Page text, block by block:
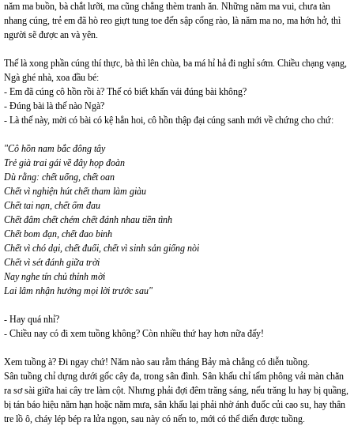
năm ma buồn, bà chắt lưỡi, ma cũng chẳng thèm tranh ăn. Những năm ma vui, chưa tàn
nhang cúng, trẻ em đã hò reo giựt tung toe đến sập cổng rào, là năm ma no, ma hớn hở, thì
người sẽ được an và yên.
Thế là xong phần cúng thí thực, bà thì lên chùa, ba má hỉ hả đi nghỉ sớm. Chiều chạng vạng,
Ngà ghé nhà, xoa đầu bé:
- Em đã cúng cô hồn rồi à? Thế có biết khấn vái đúng bài không?
- Đúng bài là thế nào Ngà?
- Là thế này, mời có bài có kệ hẳn hoi, cô hồn thập đại cúng sanh mới về chứng cho chứ:
"Cô hồn nam bắc đông tây
Trẻ già trai gái về đây họp đoàn
Dù rằng: chết uổng, chết oan
Chết vì nghiện hút chết tham làm giàu
Chết tai nạn, chết ốm đau
Chết đâm chết chém chết đánh nhau tiền tình
Chết bom đạn, chết đao binh
Chết vì chó dại, chết đuối, chết vì sinh sản giống nòi
Chết vì sét đánh giữa trời
Nay nghe tín chủ thỉnh mời
Lai lâm nhận hưởng mọi lời trước sau"
- Hay quá nhỉ?
- Chiều nay có đi xem tuồng không? Còn nhiều thứ hay hơn nữa đấy!
Xem tuồng à? Đi ngay chứ! Năm nào sau rằm tháng Bảy mà chẳng có diễn tuồng.
Sân tuồng chỉ dựng dưới gốc cây đa, trong sân đình. Sân khấu chỉ tấm phông vải màn chăn
ra sơ sài giữa hai cây tre làm cột. Nhưng phải đợi đêm trăng sáng, nếu trăng lu hay bị quầng,
bị tán báo hiệu năm hạn hoặc năm mưa, sân khấu lại phải nhờ ánh đuốc củi cao su, hay thân
tre lồ ô, cháy lép bép ra lửa ngọn, sau này có nến to, mới có thể diển được tuồng.